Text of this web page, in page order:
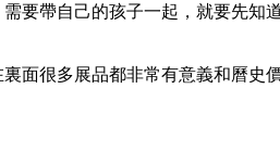
要帶自己的孩子一起，就要先知
面很多展品都非常有意義和曆史